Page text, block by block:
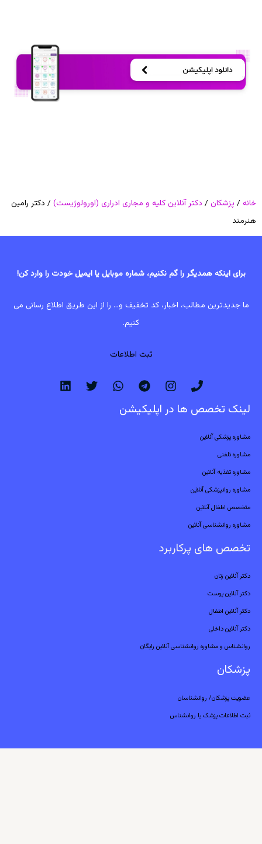
خانه / پزشکان / دکتر آنلاین کلیه و مجاری ادراری (اورولوژیست) / دکتر رامین
هنرمند
برای اینکه همدیگر را گم نکنیم، شماره موبایل یا ایمیل خودت را وارد کن!
ما جدیدترین مطالب، اخبار، کد تخفیف و... را از این طریق اطلاع رسانی می
کنیم.
ثبت اطلاعات
لینک تخصص ها در اپلیکیشن
مشاوره پزشکی آنلاین
مشاوره تلفنی
مشاوره تغذیه آنلاین
مشاوره روانپزشکی آنلاین
متخصص اطفال آنلاین
مشاوره روانشناسی آنلاین
تخصص های پرکاربرد
دکتر آنلاین زنان
دکتر آنلاین پوست
دکتر آنلاین اطفال
دکتر آنلاین داخلی
روانشناس و مشاوره روانشناسی آنلاین رایگان
پزشکان
عضویت پزشکان/ روانشناسان
ثبت اطلاعات پزشک یا روانشناس